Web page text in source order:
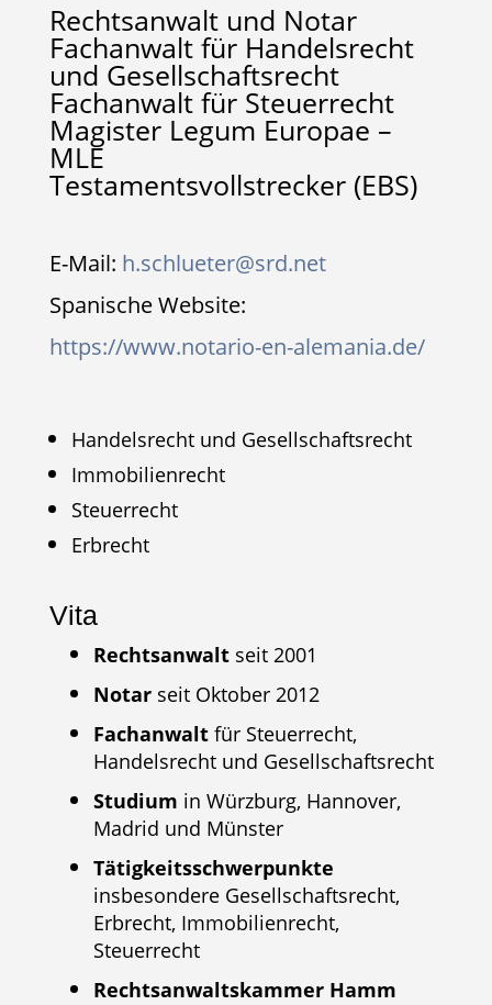
Rechtsanwalt und Notar
Fachanwalt für Handelsrecht
und Gesellschaftsrecht
Fachanwalt für Steuerrecht
Magister Legum Europae –
MLE
Testamentsvollstrecker (EBS)
E-Mail: h.schlueter@srd.net
Spanische Website:
https://www.notario-en-alemania.de/
Handelsrecht und Gesellschaftsrecht
Immobilienrecht
Steuerrecht
Erbrecht
Vita
Rechtsanwaltseit 2001
Notarseit Oktober 2012
Fachanwaltfür Steuerrecht,
Handelsrecht und Gesellschaftsrecht
Studium in Würzburg, Hannover,
Madrid und Münster
Tätigkeitsschwerpunkte
insbesondere Gesellschaftsrecht,
Erbrecht, Immobilienrecht,
Steuerrecht
Rechtsanwaltskammer Hamm